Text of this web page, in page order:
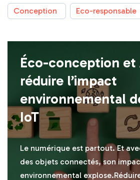
Conception Eco-responsable
Éco-conception et
réduire l’impact
environnemental
IoT
Le numérique est partout. Et
des objets connectés, son
environnemental